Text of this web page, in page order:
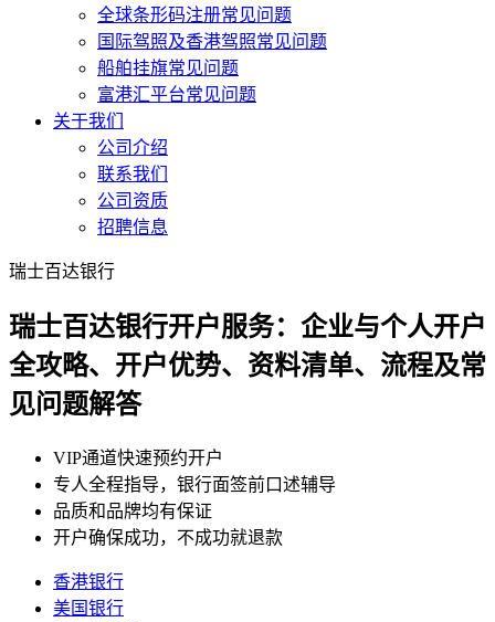
全球条形码注册常见问题
国际驾照及香港驾照常见问题
船舶挂旗常见问题
富港汇平台常见问题
关于我们
公司介绍
联系我们
公司资质
招聘信息
瑞士百达银行
瑞士百达银行开户服务：企业与个人开户
全攻略、开户优势、资料清单、流程及常
见问题解答
VIP通道快速预约开户
专人全程指导，银行面签前口述辅导
品质和品牌均有保证
开户确保成功，不成功就退款
香港银行
美国银行